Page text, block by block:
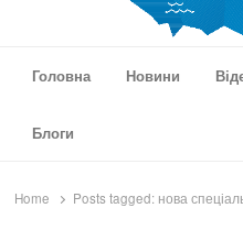
Головна
Новини
Блоги
Home Posts tagged: нова